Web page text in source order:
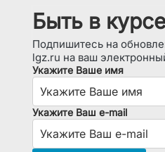
Быть в курсе
Подпишитесь на
lgz.ru на ваш
Укажите Ваше имя
Укажите Ваш e-mail